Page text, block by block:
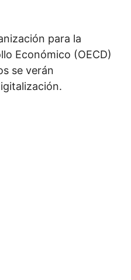
para la
Económico (OECD)
se verán